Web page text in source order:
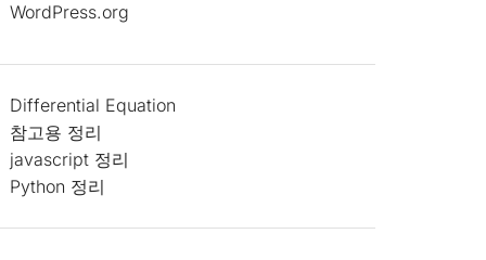
WordPress.org
Differential Equation
참고용 정리
javascript 정리
Python 정리